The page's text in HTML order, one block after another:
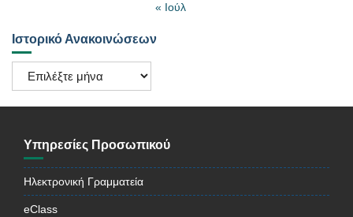
« Ιούλ
Ιστορικό Ανακοινώσεων
Ιστορικό
Ανακοινώσεων
Υπηρεσίες Προσωπικού
Ηλεκτρονική Γραμματεία
eClass